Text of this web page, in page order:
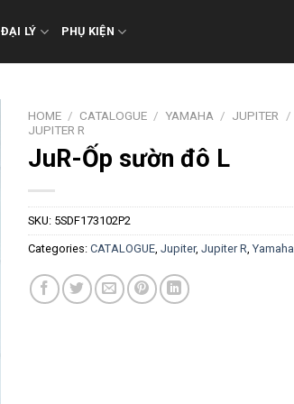
ĐẠI LÝ PHỤ KIỆN
HOME / CATALOGUE / YAMAHA / JUPITER
/
JUPITER R
JuR-Ốp sườn đô L
SKU: 5SDF173102P2
Categories: CATALOGUE Jupiter, Jupiter R Yamaha